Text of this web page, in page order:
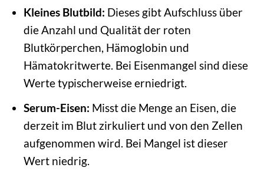
Kleines Blutbild: Dieses gibt Aufschluss über
die Anzahl und Qualität der roten
Blutkörperchen, Hämoglobin und
Hämatokritwerte. Bei Eisenmangel sind diese
Werte typischerweise erniedrigt.
Serum-Eisen: Misst die Menge an Eisen, die
derzeit im Blut zirkuliert und von den Zellen
aufgenommen wird. Bei Mangel ist dieser
Wert niedrig.